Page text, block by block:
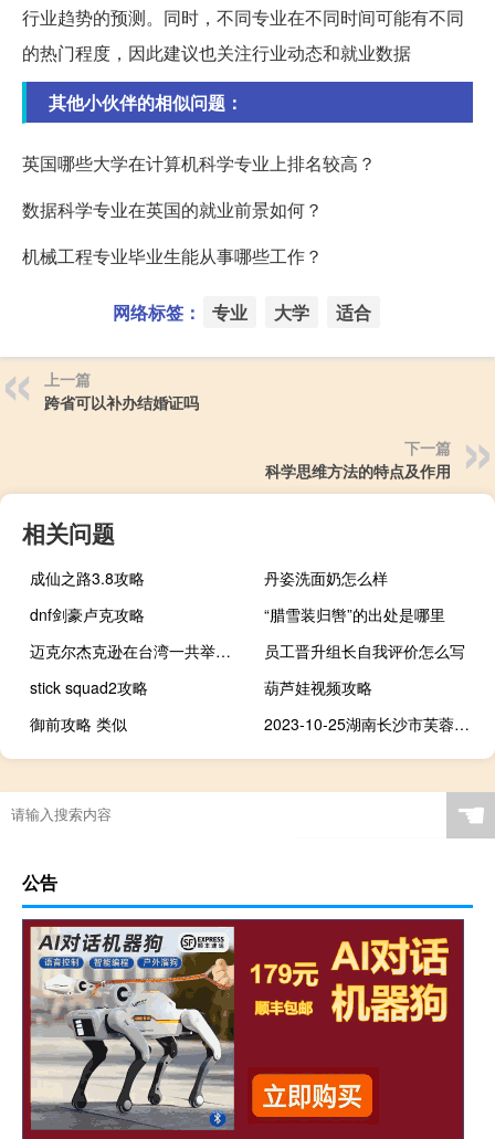
行业趋势的预测。同时，不同专业在不同时间可能有不同
的热门程度，因此建议也关注行业动态和就业数据
其他小伙伴的相似问题：
英国哪些大学在计算机科学专业上排名较高？
数据科学专业在英国的就业前景如何？
机械工程专业毕业生能从事哪些工作？
网络标签： 专业 大学 适合
上一篇
跨省可以补办结婚证吗
下一篇
科学思维方法的特点及作用
相关问题
成仙之路3.8攻略
丹姿洗面奶怎么样
dnf剑豪卢克攻略
“腊雪装归辔”的出处是哪里
迈克尔杰克逊在台湾一共举行过多少场演唱会 迈克尔杰克逊演唱会
员工晋升组长自我评价怎么写
stick squad2攻略
葫芦娃视频攻略
御前攻略 类似
2023-10-25湖南长沙市芙蓉区(鹿茸菇)的报价是多少
☚
公告